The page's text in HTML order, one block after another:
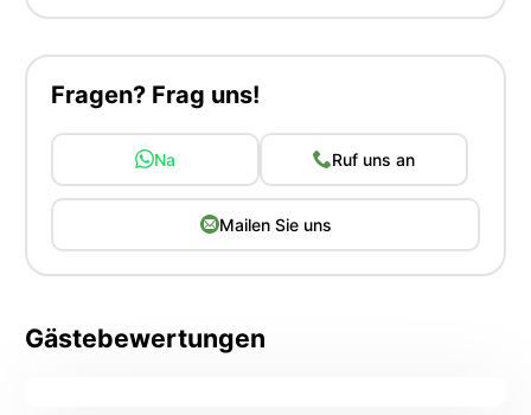
Fragen? Frag uns!
Na Ruf uns an
Mailen Sie uns
Gästebewertungen